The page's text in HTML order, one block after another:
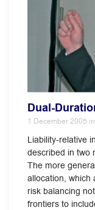
Dual-
1 December 2005 in
Liability-relative
described in two
The more
allocation, which
risk balancing
frontiers to